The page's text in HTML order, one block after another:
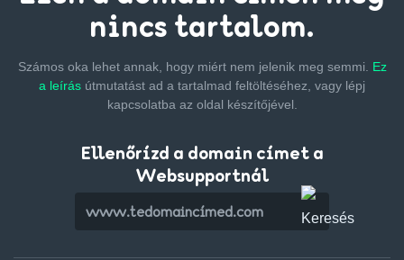
nincs tartalom.
Számos oka lehet annak, hogy miért nem jelenik meg semmi. Ez
a leírás útmutatást ad a tartalmad feltöltéséhez, vagy lépj
kapcsolatba az oldal készítőjével.
Ellenőrízd a domain címet a
Websupportnál